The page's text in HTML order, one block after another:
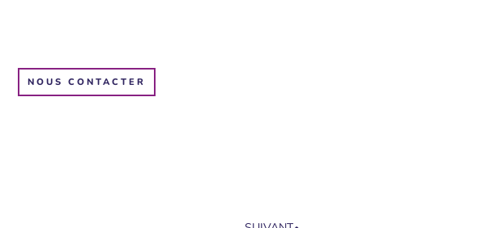
NOUS CONTACTER